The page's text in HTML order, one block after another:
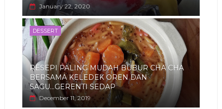
January 22, 2020
DESSERT
RESEPI PALING MUDAH BUBUR CHA CHA
BERSAMA KELEDEK OREN DAN
SAGU...GERENTI SEDAP
December 11, 2019